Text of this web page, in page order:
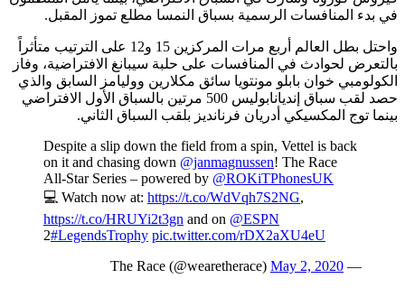
في بدء المنافسات الرسمية بسباق النمسا مطلع تموز المقبل.
واحتل بطل العالم أربع مرات المركزين 15 و12 على الترتيب متأثراً
بالتعرض لحوادث في المنافسات على حلبة سيبانغ الافتراضية، وفاز
الكولومبي خوان بابلو مونتويا سائق مكلارين ووليامز السابق والذي
حصد لقب سباق إنديانابوليس 500 مرتين بالسباق الأول الافتراضي
بينما توج المكسيكي أدريان فرنانديز بلقب السباق الثاني.
Despite a slip down the field from a spin, Vettel is back
on it and chasing down @janmagnussen! The Race
All-Star Series – powered by @ROKiTPhonesUK
💻 Watch now at: https://t.co/WdVqh7S2NG,
https://t.co/HRUYi2t3gn and on @ESPN
2#LegendsTrophy pic.twitter.com/rDX2aXU4eU
— The Race (@wearetherace)
May 2, 2020